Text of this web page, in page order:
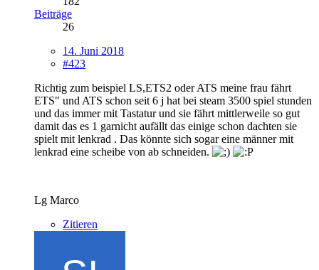
Beiträge
26
14. Juni 2018
#423
Richtig zum beispiel LS,ETS2 oder ATS meine frau fährt
ETS" und ATS schon seit 6 j hat bei steam 3500 spiel stunden
und das immer mit Tastatur und sie fährt mittlerweile so gut
damit das es 1 garnicht aufällt das einige schon dachten sie
spielt mit lenkrad . Das könnte sich sogar eine männer mit
lenkrad eine scheibe von ab schneiden.
Lg Marco
Zitieren